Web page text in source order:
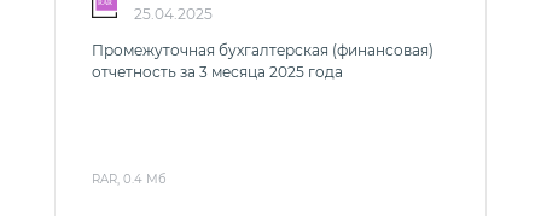
аукционов
Законодательство
Внутренние нормативные документы
Индекс качества жизни
25.04.2025
Промежуточная бухгалтерская (финансовая)
отчетность за 3 месяца 2025 года
RAR, 0.4 Мб